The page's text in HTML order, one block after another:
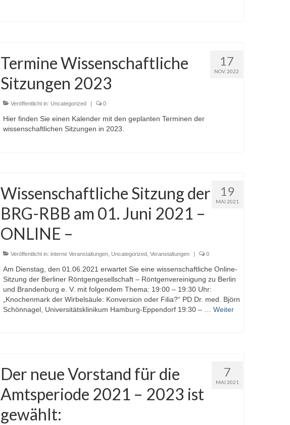
17
NOV. 2022
Termine Wissenschaftliche
Sitzungen 2023
Veröffentlicht in: Uncategorized 0
Hier finden Sie einen Kalender mit den geplanten Terminen der
wissenschaftlichen Sitzungen in 2023.
19
MAI 2021
Wissenschaftliche Sitzung der
BRG-RBB am 01. Juni 2021 –
ONLINE –
Veröffentlicht in: interne Veranstaltungen, Uncategorized Veranstaltungen 0
Am Dienstag, den 01.06.2021 erwartet Sie eine wissenschaftliche Online-
Sitzung der Berliner Röntgengesellschaft – Röntgenvereinigung zu Berlin
und Brandenburg e. V. mit folgendem Thema: 19:00 – 19:30 Uhr:
„Knochenmark der Wirbelsäule: Konversion oder Filia?“ PD Dr. med. Björn
Schönnagel, Universitätsklinikum Hamburg-Eppendorf 19:30 – … Weiter
7
MAI 2021
Der neue Vorstand für die
Amtsperiode 2021 – 2023 ist
gewählt: